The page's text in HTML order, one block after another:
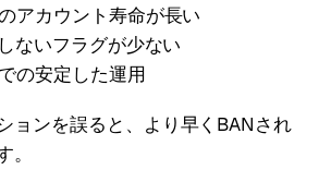
アカウント寿命が長い
ないフラグが少ない
の安定した運用
ョンを誤ると、より早くBANされ